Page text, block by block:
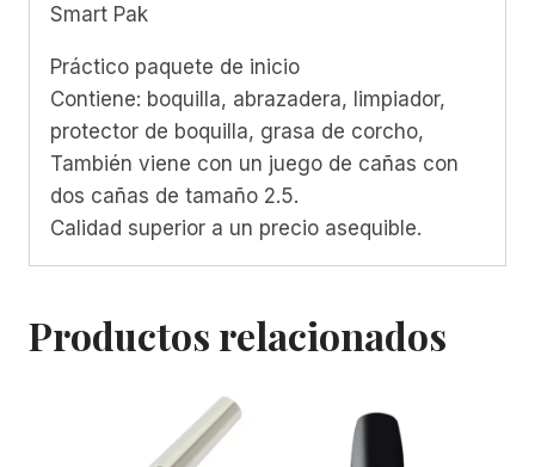
Smart Pak
Práctico paquete de inicio
Contiene: boquilla, abrazadera, limpiador,
protector de boquilla, grasa de corcho,
También viene con un juego de cañas con
dos cañas de tamaño 2.5.
Calidad superior a un precio asequible.
Productos relacionados